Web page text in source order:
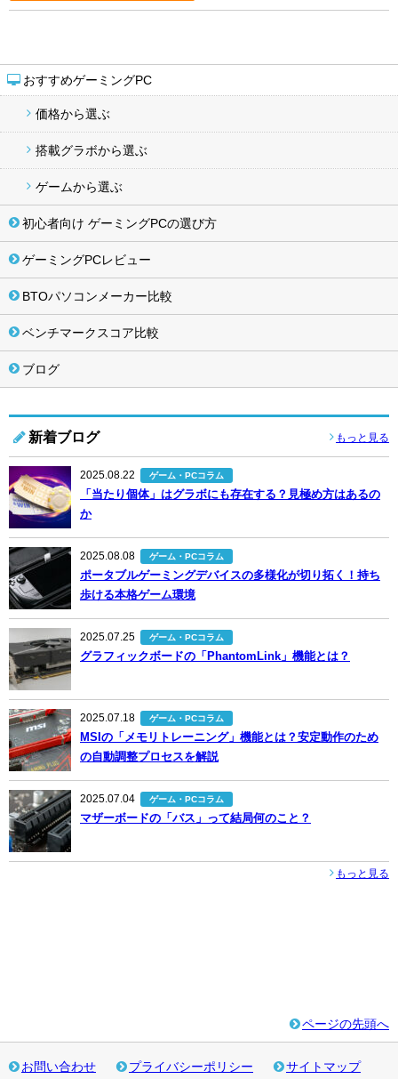
おすすめゲーミングPC
価格から選ぶ
搭載グラボから選ぶ
ゲームから選ぶ
初心者向け ゲーミングPCの選び方
ゲーミングPCレビュー
BTOパソコンメーカー比較
ベンチマークスコア比較
ブログ
新着ブログ もっと見る
2025.08.22 ゲーム・PCコラム
「当たり個体」はグラボにも存在する？見極め方はあるの
か
2025.08.08 ゲーム・PCコラム
ポータブルゲーミングデバイスの多様化が切り拓く！持ち
歩ける本格ゲーム環境
2025.07.25 ゲーム・PCコラム
グラフィックボードの「PhantomLink」機能とは？
2025.07.18 ゲーム・PCコラム
MSIの「メモリトレーニング」機能とは？安定動作のため
の自動調整プロセスを解説
2025.07.04 ゲーム・PCコラム
マザーボードの「バス」って結局何のこと？
もっと見る
ページの先頭へ
お問い合わせ プライバシーポリシー サイトマップ